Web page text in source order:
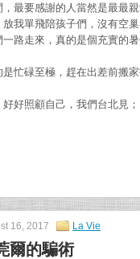
，最要感謝的人當然是最最
放我單飛陪孩子們，沒有空
路走來，真的是個充實的暑
忙碌至極，趕在出差前搬
好好照顧自己，我們台北見
16, 2017 La Vie
爾的騙術